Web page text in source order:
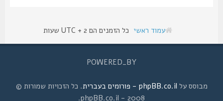
עמוד ראשי כל הזמנים הם UTC + 2 שעות
POWERED_BY
מבוסס עלphpBB.co.il - פורומים בעברית
. כל הזכויות שמורות ©
2008 - phpBB.co.il.